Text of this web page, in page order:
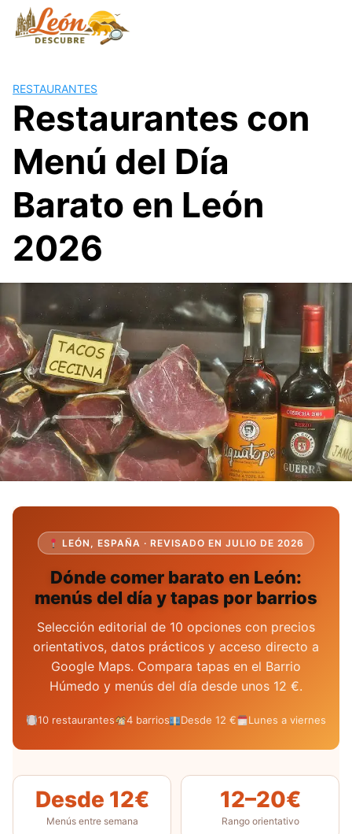
Saltar
contenido
RESTAURANTES
Restaurantes con
Menú del Día
Barato en León
2026
LEÓN, ESPAÑA · REVISADO EN JULIO DE 2026
Dónde comer barato en León:
menús del día y tapas por barrios
Selección editorial de 10 opciones con precios
orientativos, datos prácticos y acceso directo a
Google Maps. Compara tapas en el Barrio
Húmedo y menús del día desde unos 12 €.
10 restaurantes 4 barrios Desde 12 € Lunes a viernes
Desde 12€
Menús entre semana
12–20€
Rango orientativo